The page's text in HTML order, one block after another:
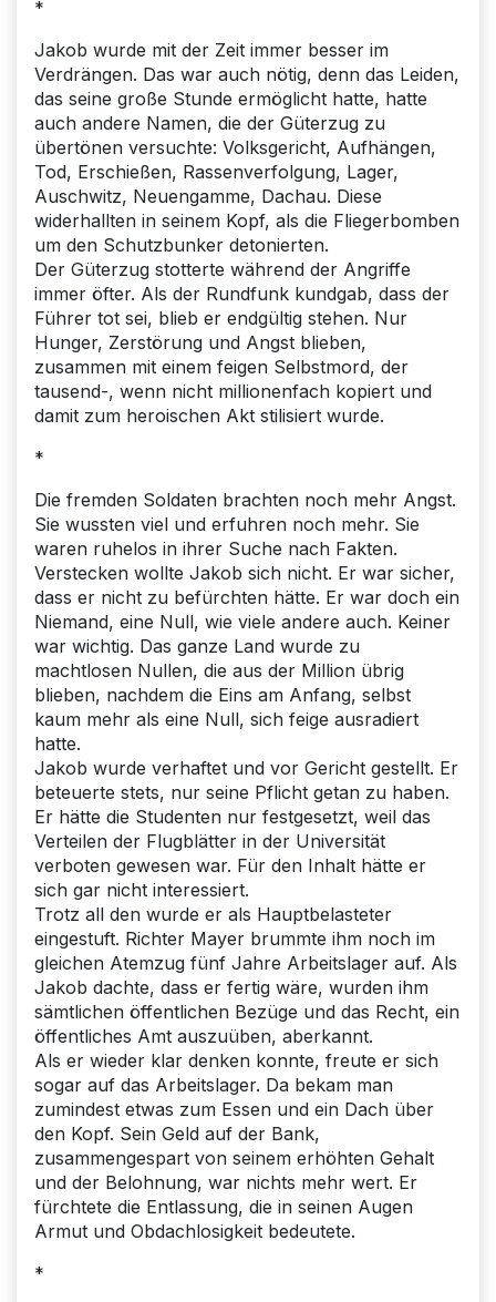
*
Jakob wurde mit der Zeit immer besser im
Verdrängen. Das war auch nötig, denn das Leiden,
das seine große Stunde ermöglicht hatte, hatte
auch andere Namen, die der Güterzug zu
übertönen versuchte: Volksgericht, Aufhängen,
Tod, Erschießen, Rassenverfolgung, Lager,
Auschwitz, Neuengamme, Dachau. Diese
widerhallten in seinem Kopf, als die Fliegerbomben
um den Schutzbunker detonierten.
Der Güterzug stotterte während der Angriffe
immer öfter. Als der Rundfunk kundgab, dass der
Führer tot sei, blieb er endgültig stehen. Nur
Hunger, Zerstörung und Angst blieben,
zusammen mit einem feigen Selbstmord, der
tausend-, wenn nicht millionenfach kopiert und
damit zum heroischen Akt stilisiert wurde.
*
Die fremden Soldaten brachten noch mehr Angst.
Sie wussten viel und erfuhren noch mehr. Sie
waren ruhelos in ihrer Suche nach Fakten.
Verstecken wollte Jakob sich nicht. Er war sicher,
dass er nicht zu befürchten hätte. Er war doch ein
Niemand, eine Null, wie viele andere auch. Keiner
war wichtig. Das ganze Land wurde zu
machtlosen Nullen, die aus der Million übrig
blieben, nachdem die Eins am Anfang, selbst
kaum mehr als eine Null, sich feige ausradiert
hatte.
Jakob wurde verhaftet und vor Gericht gestellt. Er
beteuerte stets, nur seine Pflicht getan zu haben.
Er hätte die Studenten nur festgesetzt, weil das
Verteilen der Flugblätter in der Universität
verboten gewesen war. Für den Inhalt hätte er
sich gar nicht interessiert.
Trotz all den wurde er als Hauptbelasteter
eingestuft. Richter Mayer brummte ihm noch im
gleichen Atemzug fünf Jahre Arbeitslager auf. Als
Jakob dachte, dass er fertig wäre, wurden ihm
sämtlichen öffentlichen Bezüge und das Recht, ein
öffentliches Amt auszuüben, aberkannt.
Als er wieder klar denken konnte, freute er sich
sogar auf das Arbeitslager. Da bekam man
zumindest etwas zum Essen und ein Dach über
den Kopf. Sein Geld auf der Bank,
zusammengespart von seinem erhöhten Gehalt
und der Belohnung, war nichts mehr wert. Er
fürchtete die Entlassung, die in seinen Augen
Armut und Obdachlosigkeit bedeutete.
*